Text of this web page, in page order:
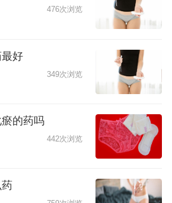
476次浏览
好
349次浏览
的药吗
442次浏览